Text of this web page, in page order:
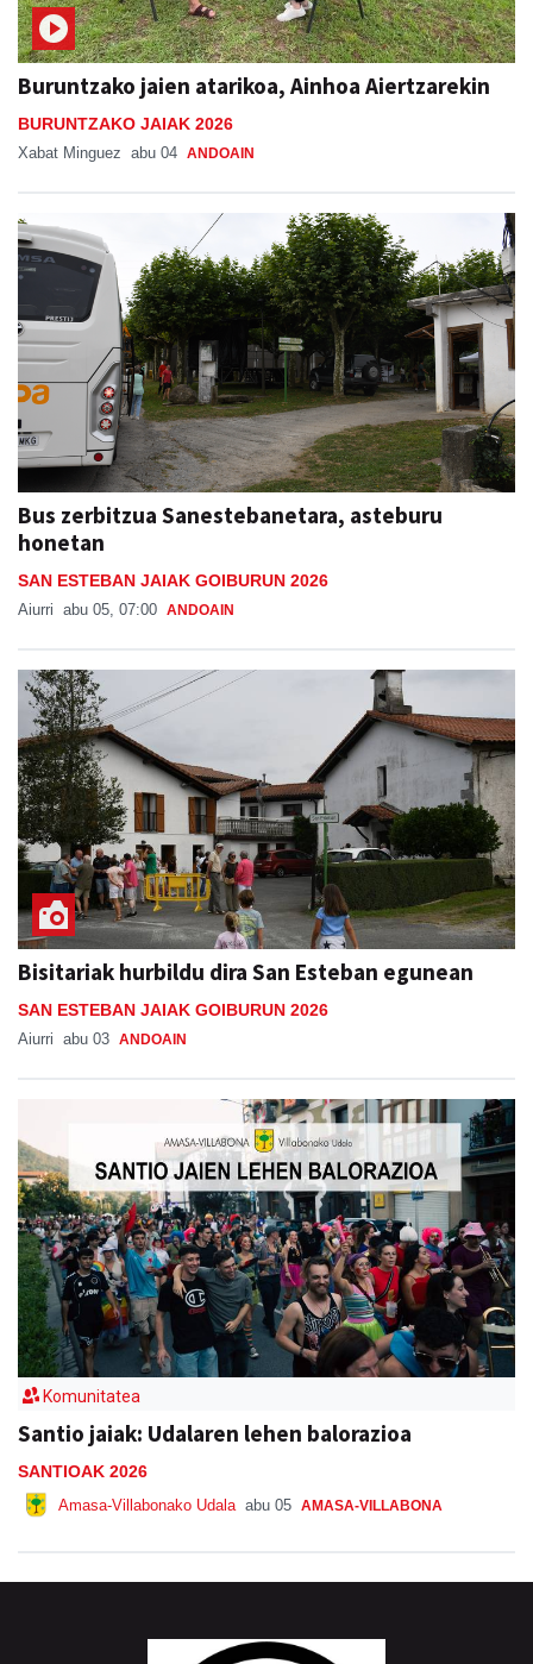
Buruntzako jaien atarikoa, Ainhoa Aiertzarekin
BURUNTZAKO JAIAK 2026
Xabat Minguez abu 04 ANDOAIN
Bus zerbitzua Sanestebanetara, asteburu
honetan
SAN ESTEBAN JAIAK GOIBURUN 2026
Aiurri abu 05, 07:00 ANDOAIN
Bisitariak hurbildu dira San Esteban egunean
SAN ESTEBAN JAIAK GOIBURUN 2026
Aiurri abu 03 ANDOAIN
Komunitatea
Santio jaiak: Udalaren lehen balorazioa
SANTIOAK 2026
Amasa-Villabonako Udala abu 05 AMASA-VILLABONA